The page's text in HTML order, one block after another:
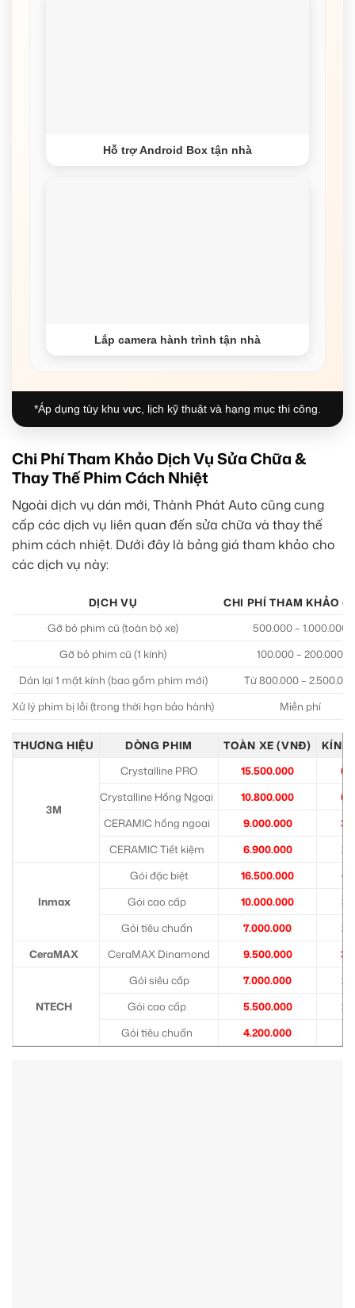
Hỗ trợ Android Box tận nhà
Lắp camera hành trình tận nhà
*Áp dụng tùy khu vực, lịch kỹ thuật và hạng mục thi công.
Chi Phí Tham Khảo Dịch Vụ Sửa Chữa &
Thay Thế Phim Cách Nhiệt
Ngoài dịch vụ dán mới, Thành Phát Auto cũng cung
cấp các dịch vụ liên quan đến sửa chữa và thay thế
phim cách nhiệt. Dưới đây là bảng giá tham khảo cho
các dịch vụ này:
DỊCH VỤ
CHI PHÍ THAM KHẢO
Gỡ bỏ phim cũ (toàn bộ xe)
500.000 – 1.000.000
Gỡ bỏ phim cũ (1 kính)
100.000 – 200.000
Dán lại 1 mặt kính (bao gồm phim mới)
Từ 800.000 – 2.500.000
Xử lý phim bị lỗi (trong thời hạn bảo hành)
Miễn phí
THƯƠNG HIỆU DÒNG PHIM TOÀN XE (VNĐ) KÍNH
3M
Crystalline PRO 15.500.000
Crystalline Hồng Ngoại
10.800.000
CERAMIC hồng ngoại
9.000.000
CERAMIC Tiết kiệm
6.900.000
Inmax
Gói đặc biệt 16.500.000
Gói cao cấp
10.000.000
Gói tiêu chuẩn
7.000.000
CeraMAX
CeraMAX Dinamond 9.500.000
NTECH
Gói siêu cấp 7.000.000
Gói cao cấp
5.500.000
Gói tiêu chuẩn
4.200.000